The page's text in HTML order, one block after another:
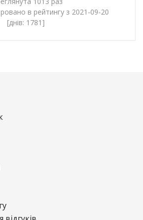
в рейтингу з 2021-09-20
[днів: 1781]